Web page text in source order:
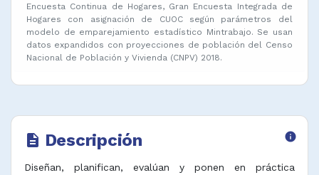
Encuesta Continua de Hogares, Gran Encuesta Integrada de
Hogares con asignación de CUOC según parámetros del
modelo de emparejamiento estadístico Mintrabajo. Se usan
datos expandidos con proyecciones de población del Censo
Nacional de Población y Vivienda (CNPV) 2018.
description Descripción info
Diseñan, planifican, evalúan y ponen en práctica